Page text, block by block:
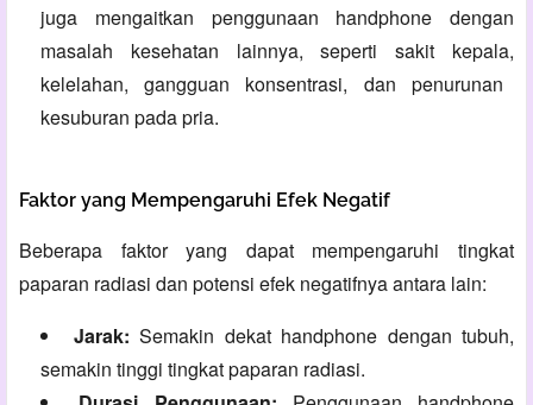
juga mengaitkan penggunaan handphone dengan
masalah kesehatan lainnya, seperti sakit kepala,
kelelahan, gangguan konsentrasi, dan penurunan
kesuburan pada pria.
Faktor yang Mempengaruhi Efek Negatif
Beberapa faktor yang dapat mempengaruhi tingkat
paparan radiasi dan potensi efek negatifnya antara lain:
Jarak: Semakin dekat handphone dengan tubuh,
semakin tinggi tingkat paparan radiasi.